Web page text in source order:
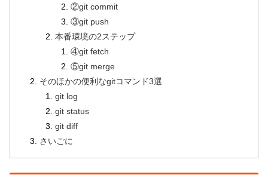
②git commit
③git push
本番環境の2ステップ
④git fetch
⑤git merge
そのほかの便利なgitコマンド3選
git log
git status
git diff
さいごに